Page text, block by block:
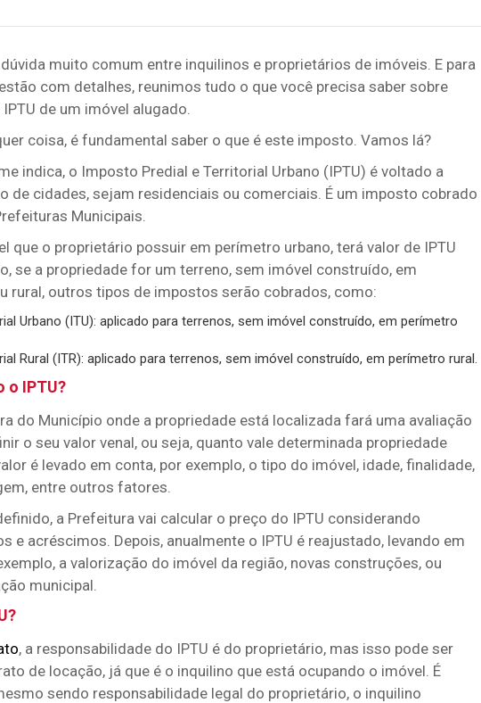
muito comum entre inquilinos e proprietários de imóveis. E para
com detalhes, reunimos tudo o que você precisa saber sobre
de um imóvel alugado.
coisa, é fundamental saber o que é este imposto. Vamos lá?
indica, o Imposto Predial e Territorial Urbano (IPTU) é voltado a
de cidades, sejam residenciais ou comerciais. É um imposto cobrado
Municipais.
que o proprietário possuir em perímetro urbano, terá valor de IPTU
se a propriedade for um terreno, sem imóvel construído, em
rural, outros tipos de impostos serão cobrados, como:
Urbano (ITU): aplicado para terrenos, sem imóvel construído, em perímetro
Rural (ITR): aplicado para terrenos, sem imóvel construído, em perímetro rural.
o IPTU?
do Município onde a propriedade está localizada fará uma avaliação
o seu valor venal, ou seja, quanto vale determinada propriedade
é levado em conta, por exemplo, o tipo do imóvel, idade, finalidade,
entre outros fatores.
a Prefeitura vai calcular o preço do IPTU considerando
e acréscimos. Depois, anualmente o IPTU é reajustado, levando em
a valorização do imóvel da região, novas construções, ou
municipal.
, a responsabilidade do IPTU é do proprietário, mas isso pode ser
de locação, já que é o inquilino que está ocupando o imóvel. É
sendo responsabilidade legal do proprietário, o inquilino